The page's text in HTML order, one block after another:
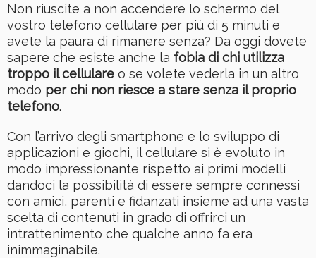
Non riuscite a non accendere lo schermo del
vostro telefono cellulare per più di 5 minuti e
avete la paura di rimanere senza? Da oggi dovete
sapere che esiste anche la fobia di chi utilizza
troppo il cellulare o se volete vederla in un altro
modo per chi non riesce a stare senza il proprio
telefono.
Con l’arrivo degli smartphone e lo sviluppo di
applicazioni e giochi, il cellulare si è evoluto in
modo impressionante rispetto ai primi modelli
dandoci la possibilità di essere sempre connessi
con amici, parenti e fidanzati insieme ad una vasta
scelta di contenuti in grado di offrirci un
intrattenimento che qualche anno fa era
inimmaginabile.